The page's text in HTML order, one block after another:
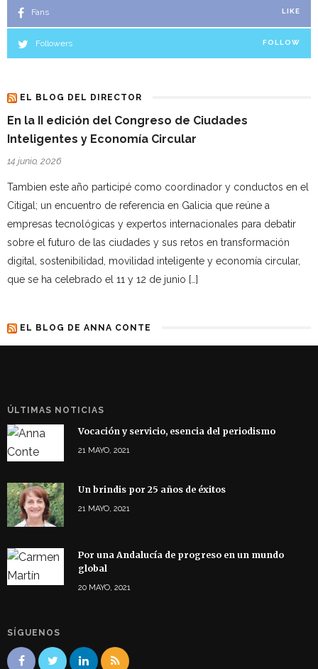
Fans LIKE
Followers FOLLOW
EL BLOG DEL DIRECTOR
En la II edición del Congreso de Ciudades
Inteligentes y Economía Circular
14 junio, 2026
Tambien este año participé como coordinador y conductos en el
Citigal; un encuentro de referencia en Galicia que reúne a
empresas tecnológicas y expertos internacionales para debatir
sobre el futuro de las ciudades y sus retos en transformación
digital, sostenibilidad, movilidad inteligente y economía circular,
que se ha celebrado el 11 y 12 de junio […]
EL BLOG DE ANNA CONTE
ÚLTIMAS NOTICIAS
Vocación y servicio, esencia del periodismo
21 MAYO, 2021
Un brindis por 25 años de éxitos
21 MAYO, 2021
Por una Andalucía de progreso en un mundo
global
20 MAYO, 2021
SÍGUENOS